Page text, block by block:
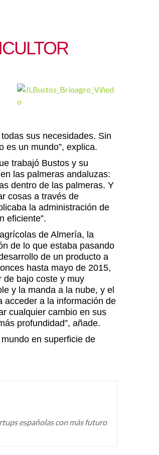
sus necesidades. Sin
es un mundo”, explica.
trabajó Bustos y su
las palmeras andaluzas:
dentro de las palmeras. Y
cosas a través de
la administración de
eficiente”.
de Almería, la
de lo que estaba pasando
de un producto a
hasta mayo de 2015,
de bajo coste y muy
y la manda a la nube, y el
acceder a la información de
cualquier cambio en sus
profundidad”, añade.
en superficie de
españolas con más futuro